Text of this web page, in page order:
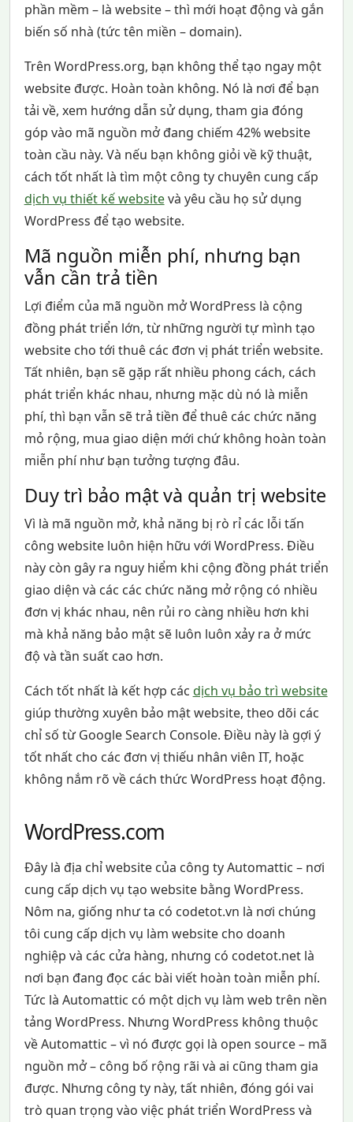
phần mềm – là website – thì mới hoạt động và gắn
biến số nhà (tức tên miền – domain).
Trên WordPress.org, bạn không thể tạo ngay một
website được. Hoàn toàn không. Nó là nơi để bạn
tải về, xem hướng dẫn sử dụng, tham gia đóng
góp vào mã nguồn mở đang chiếm 42% website
toàn cầu này. Và nếu bạn không giỏi về kỹ thuật,
cách tốt nhất là tìm một công ty chuyên cung cấp
dịch vụ thiết kế websitevà yêu cầu họ sử dụng
WordPress để tạo website.
Mã nguồn miễn phí, nhưng bạn
vẫn cần trả tiền
Lợi điểm của mã nguồn mở WordPress là cộng
đồng phát triển lớn, từ những người tự mình tạo
website cho tới thuê các đơn vị phát triển website.
Tất nhiên, bạn sẽ gặp rất nhiều phong cách, cách
phát triển khác nhau, nhưng mặc dù nó là miễn
phí, thì bạn vẫn sẽ trả tiền để thuê các chức năng
mỏ rộng, mua giao diện mới chứ không hoàn toàn
miễn phí như bạn tưởng tượng đâu.
Duy trì bảo mật và quản trị website
Vì là mã nguồn mở, khả năng bị rò rỉ các lỗi tấn
công website luôn hiện hữu với WordPress. Điều
này còn gây ra nguy hiểm khi cộng đồng phát triển
giao diện và các các chức năng mở rộng có nhiều
đơn vị khác nhau, nên rủi ro càng nhiều hơn khi
mà khả năng bảo mật sẽ luôn luôn xảy ra ở mức
độ và tần suất cao hơn.
Cách tốt nhất là kết hợp các dịch vụ bảo trì website
giúp thường xuyên bảo mật website, theo dõi các
chỉ số từ Google Search Console. Điều này là gợi ý
tốt nhất cho các đơn vị thiếu nhân viên IT, hoặc
không nắm rõ về cách thức WordPress hoạt động.
WordPress.com
Đây là địa chỉ website của công ty Automattic – nơi
cung cấp dịch vụ tạo website bằng WordPress.
Nôm na, giống như ta có codetot.vn là nơi chúng
tôi cung cấp dịch vụ làm website cho doanh
nghiệp và các cửa hàng, nhưng có codetot.net là
nơi bạn đang đọc các bài viết hoàn toàn miễn phí.
Tức là Automattic có một dịch vụ làm web trên nền
tảng WordPress. Nhưng WordPress không thuộc
về Automattic – vì nó được gọi là open source – mã
nguồn mở – công bố rộng rãi và ai cũng tham gia
được. Nhưng công ty này, tất nhiên, đóng gói vai
trò quan trọng vào việc phát triển WordPress và